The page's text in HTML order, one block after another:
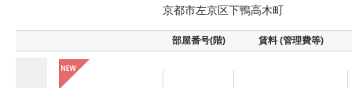
京都市左京区下鴨高木町
部屋番号(階) 賃料 (管理費等)